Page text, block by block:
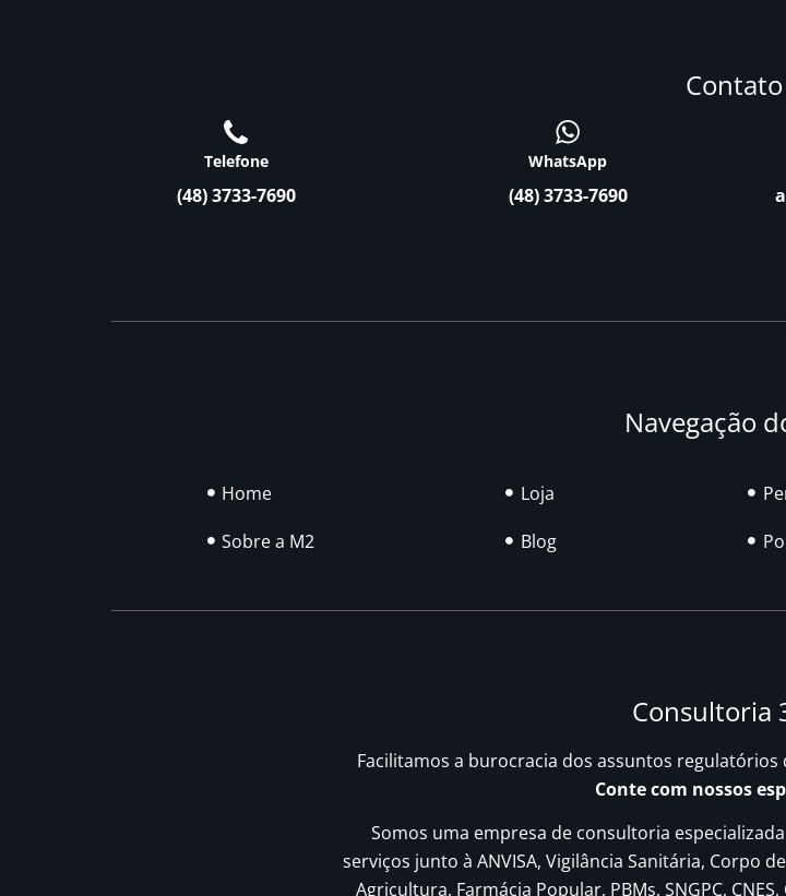
Contato
Telefone
(48) 3733-7690
WhatsApp
(48) 3733-7690
Navegação
Home
Sobre a M2
Loja
Blog
Consultoria
Facilitamos a burocracia dos assuntos regulatórios
Conte com nossos
Somos uma empresa de consultoria
serviços junto à ANVISA, Vigilância Sanitária, Corpo
Agricultura, Farmácia Popular, PBMs, SNGPC,